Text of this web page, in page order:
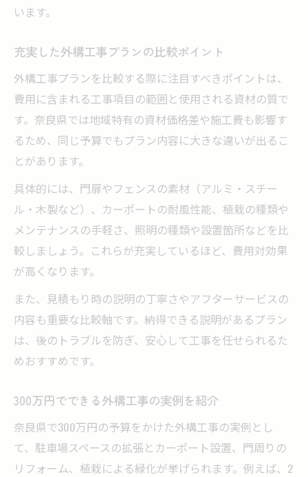
います。
充実した外構工事プランの比較ポイント
外構工事プランを比較する際に注目すべきポイントは、
費用に含まれる工事項目の範囲と使用される資材の質で
す。奈良県では地域特有の資材価格差や施工費も影響す
るため、同じ予算でもプラン内容に大きな違いが出るこ
とがあります。
具体的には、門扉やフェンスの素材（アルミ・スチー
ル・木製など）、カーポートの耐風性能、植栽の種類や
メンテナンスの手軽さ、照明の種類や設置箇所などを比
較しましょう。これらが充実しているほど、費用対効果
が高くなります。
また、見積もり時の説明の丁寧さやアフターサービスの
内容も重要な比較軸です。納得できる説明があるプラン
は、後のトラブルを防ぎ、安心して工事を任せられるた
めおすすめです。
300万円でできる外構工事の実例を紹介
奈良県で300万円の予算をかけた外構工事の実例とし
て、駐車場スペースの拡張とカーポート設置、門周りの
リフォーム、植栽による緑化が挙げられます。例えば、2